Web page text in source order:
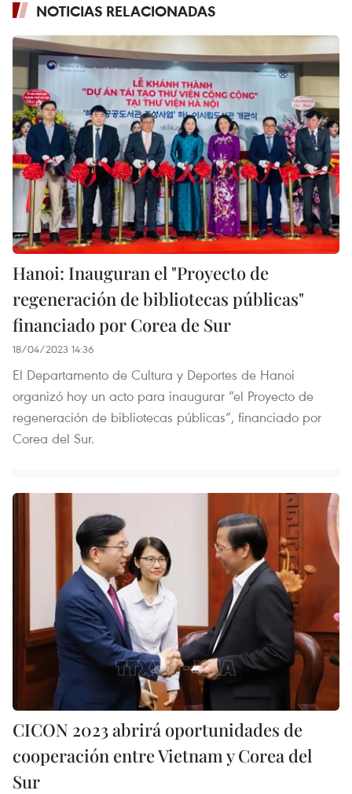
NOTICIAS RELACIONADAS
Hanoi: Inauguran el "Proyecto de
regeneración de bibliotecas públicas"
financiado por Corea de Sur
18/04/2023 14:36
El Departamento de Cultura y Deportes de Hanoi
organizó hoy un acto para inaugurar “el Proyecto de
regeneración de bibliotecas públicas”, financiado por
Corea del Sur.
CICON 2023 abrirá oportunidades de
cooperación entre Vietnam y Corea del
Sur